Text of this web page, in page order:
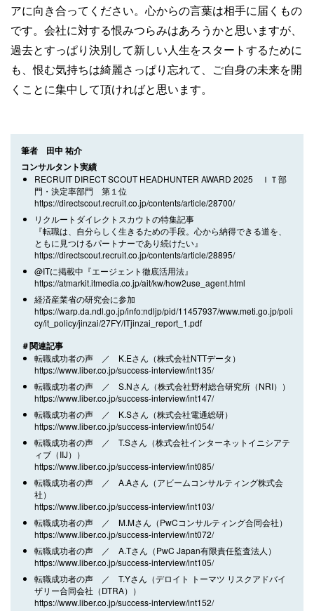
アに向き合ってください。心からの言葉は相手に届くもの
です。会社に対する恨みつらみはあろうかと思いますが、
過去とすっぱり決別して新しい人生をスタートするために
も、恨む気持ちは綺麗さっぱり忘れて、ご自身の未来を開
くことに集中して頂ければと思います。
筆者 田中 祐介
コンサルタント実績
RECRUIT DIRECT SCOUT HEADHUNTER AWARD 2025 ＩＴ部
門・決定率部門 第１位
https://directscout.recruit.co.jp/contents/article/28700/
リクルートダイレクトスカウトの特集記事
『転職は、自分らしく生きるための手段。心から納得できる道を、
ともに見つけるパートナーであり続けたい』
https://directscout.recruit.co.jp/contents/article/28895/
@ITに掲載中『エージェント徹底活用法』
https://atmarkit.itmedia.co.jp/ait/kw/how2use_agent.html
経済産業省の研究会に参加
https://warp.da.ndl.go.jp/info:ndljp/pid/11457937/www.meti.go.jp/poli
cy/it_policy/jinzai/27FY/ITjinzai_report_1.pdf
＃関連記事
転職成功者の声 ／ K.Eさん（株式会社NTTデータ）
https://www.liber.co.jp/success-interview/int135/
転職成功者の声 ／ S.Nさん（株式会社野村総合研究所（NRI））
https://www.liber.co.jp/success-interview/int147/
転職成功者の声 ／ K.Sさん（株式会社電通総研）
https://www.liber.co.jp/success-interview/int054/
転職成功者の声 ／ T.Sさん（株式会社インターネットイニシアテ
ィブ（IIJ））
https://www.liber.co.jp/success-interview/int085/
転職成功者の声 ／ A.Aさん（アビームコンサルティング株式会
社）
https://www.liber.co.jp/success-interview/int103/
転職成功者の声 ／ M.Mさん（PwCコンサルティング合同会社）
https://www.liber.co.jp/success-interview/int072/
転職成功者の声 ／ A.Tさん（PwC Japan有限責任監査法人）
https://www.liber.co.jp/success-interview/int105/
転職成功者の声 ／ T.Yさん（デロイト トーマツ リスクアドバイ
ザリー合同会社（DTRA））
https://www.liber.co.jp/success-interview/int152/